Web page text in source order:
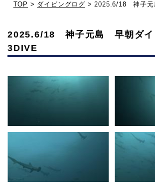
ダ
ビ
ン
ダ
イ
ら
3DIVE
TOP > ダイビングログ >2025.6/18 神子
2025.6/18 神子元島 早朝ダイ
3DIVE